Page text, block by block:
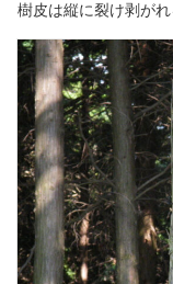
樹皮は縦に裂け剥がれ